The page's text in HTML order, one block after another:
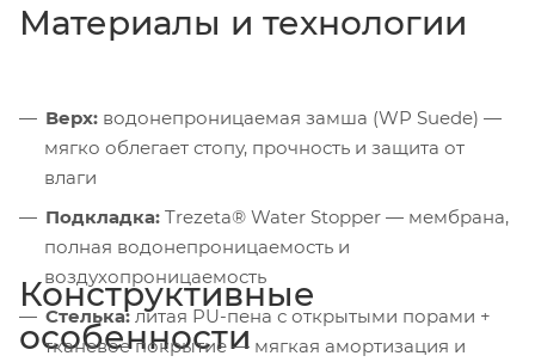
Материалы и технологии
Верх: водонепроницаемая замша (WP Suede) —
мягко облегает стопу, прочность и защита от
влаги
Подкладка: Trezeta® Water Stopper — мембрана,
полная водонепроницаемость и
воздухопроницаемость
Стелька: литая PU-пена с открытыми порами +
тканевое покрытие — мягкая амортизация и
Конструктивные
особенности